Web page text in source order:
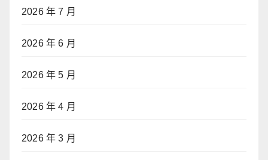
2026 年 7 月
2026 年 6 月
2026 年 5 月
2026 年 4 月
2026 年 3 月